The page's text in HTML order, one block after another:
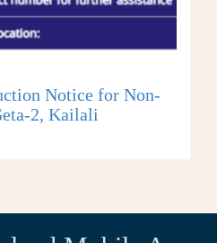
Notice for Non-
2, Kailali